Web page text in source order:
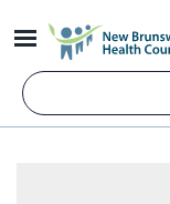
au
contenu
principal